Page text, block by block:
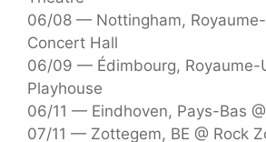
06/08 — Nottingham,
Concert Hall
06/09 — Édimbourg, Royaume-
Playhouse
06/11 — Eindhoven, Pays-Bas
07/11 — Zottegem, BE @ Rock